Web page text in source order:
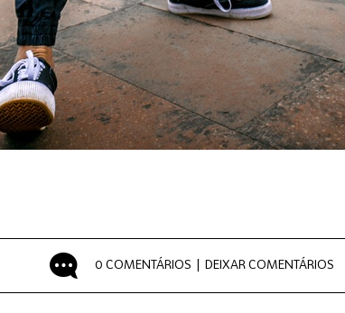
0 COMENTÁRIOS | DEIXAR COMENTÁRIOS